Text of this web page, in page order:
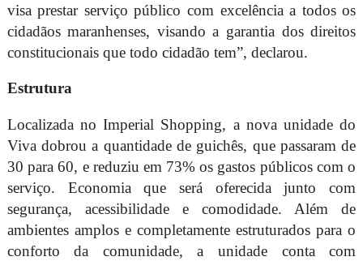
visa prestar serviço público com excelência a todos os
cidadãos maranhenses, visando a garantia dos direitos
constitucionais que todo cidadão tem”, declarou.
Estrutura
Localizada no Imperial Shopping, a nova unidade do
Viva dobrou a quantidade de guichês, que passaram de
30 para 60, e reduziu em 73% os gastos públicos com o
serviço. Economia que será oferecida junto com
segurança, acessibilidade e comodidade. Além de
ambientes amplos e completamente estruturados para o
conforto da comunidade, a unidade conta com